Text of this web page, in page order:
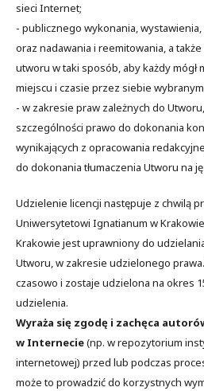
sieci Internet;
- publicznego wykonania,
oraz nadawania i reemitowania, a
utworu w taki sposób, aby każdy mógł
miejscu i czasie przez siebie
- w zakresie praw zależnych do
szczególności prawo do dokonania
wynikających z opracowania
do dokonania tłumaczenia Utworu na
Udzielenie licencji następuje z chwilą
Uniwersytetowi Ignatianum w
Krakowie jest uprawniony do
Utworu, w zakresie udzielonego
czasowo i zostaje udzielona na okres
udzielenia.
Wyraża się zgodę i zachęca
w Internecie(np. w repozytorium
internetowej) przed lub podczas
może to prowadzić do korzystnych